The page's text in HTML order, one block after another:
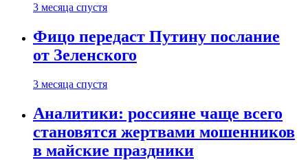
3 месяца спустя
Фицо передаст Путину послание
от Зеленского
3 месяца спустя
Аналитики: россияне чаще всего
становятся жертвами мошенников
в майские праздники